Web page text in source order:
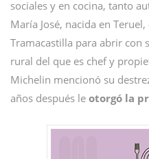
sociales y en cocina, tanto
María José, nacida en
Tramacastilla para abrir con
rural del que es chef y
Michelin mencionó su
años después le otorgó la